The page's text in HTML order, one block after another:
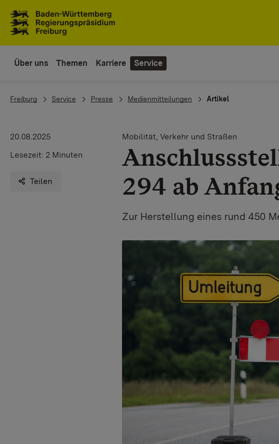
Über uns Themen Karriere Service
You are here:
Freiburg Service Presse Medienmitteilungen Artikel
20.08.2025
Lesezeit: 2 Minuten
Teilen
Mobilität, Verkehr und Straßen
294 ab
Zur Herstellung eines rund 450